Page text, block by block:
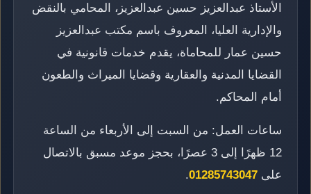
الأستاذ عبدالعزيز حسين عبدالعزيز، المحامي بالنقض
والإدارية العليا، المعروف باسم مكتب عبدالعزيز
حسين عمار للمحاماة، يقدم خدمات قانونية في
القضايا المدنية والعقارية وقضايا الميراث والطعون
أمام المحاكم.
ساعات العمل: من السبت إلى الأربعاء من الساعة
12 ظهرًا إلى 3 عصرًا، بحجز موعد مسبق بالاتصال
على 01285743047
.